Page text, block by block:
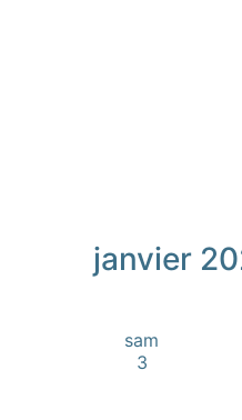
janvier
sam
3